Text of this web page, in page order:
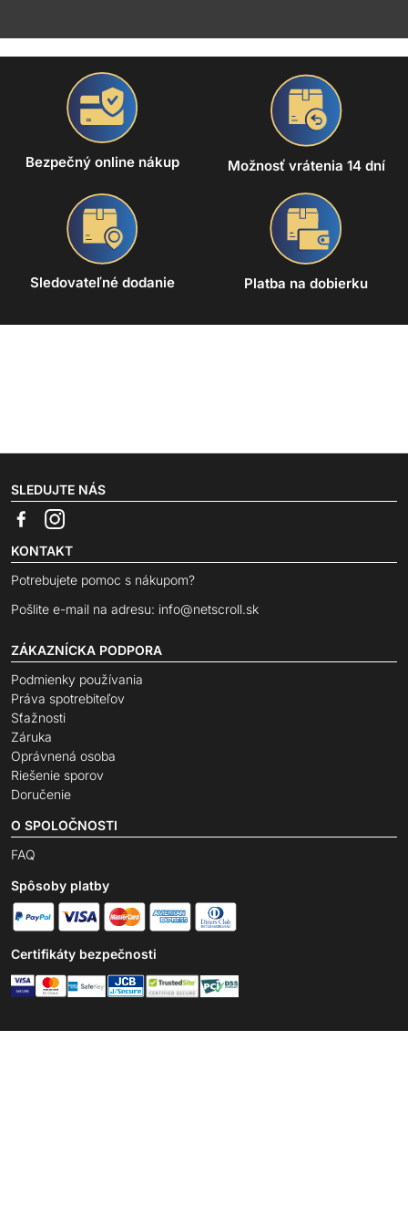
Bezpečný online nákup Možnosť vrátenia 14 dní
Sledovateľné dodanie Platba na dobierku
SLEDUJTE NÁS
KONTAKT
Potrebujete pomoc s nákupom?
Pošlite e-mail na adresu: info@netscroll.sk
ZÁKAZNÍCKA PODPORA
Podmienky používania
Práva spotrebiteľov
Sťažnosti
Záruka
Oprávnená osoba
Riešenie sporov
Doručenie
O SPOLOČNOSTI
FAQ
Spôsoby platby
Certifikáty bezpečnosti